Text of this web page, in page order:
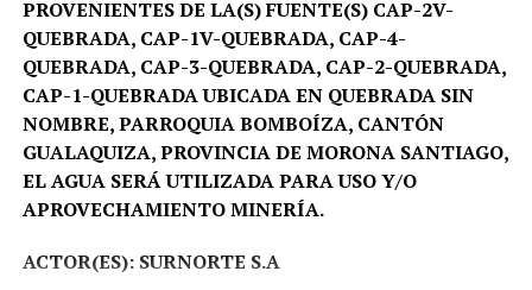
PROVENIENTES DE LA(S) FUENTE(S) CAP-2V-
QUEBRADA, CAP-1V-QUEBRADA, CAP-4-
QUEBRADA, CAP-3-QUEBRADA, CAP-2-QUEBRADA,
CAP-1-QUEBRADA UBICADA EN QUEBRADA SIN
NOMBRE, PARROQUIA BOMBOÍZA, CANTÓN
GUALAQUIZA, PROVINCIA DE MORONA SANTIAGO,
EL AGUA SERÁ UTILIZADA PARA USO Y/O
APROVECHAMIENTO MINERÍA.
ACTOR(ES): SURNORTE S.A